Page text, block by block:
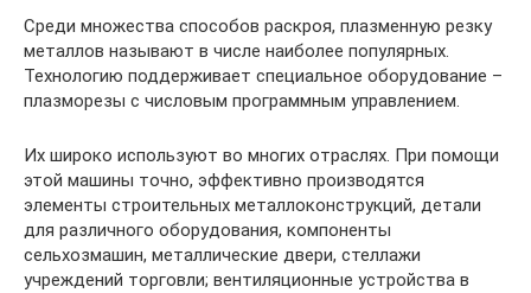
Среди множества способов раскроя, плазменную резку
металлов называют в числе наиболее популярных.
Технологию поддерживает специальное оборудование –
плазморезы с числовым программным управлением.
Их широко используют во многих отраслях. При помощи
этой машины точно, эффективно производятся
элементы строительных металлоконструкций, детали
для различного оборудования, компоненты
сельхозмашин, металлические двери, стеллажи
учреждений торговли; вентиляционные устройства в